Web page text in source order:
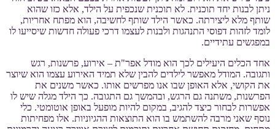
ניתן לבנות יחד תוכנית. לא תוכנית שנכפית על הילד, אלא כזו שהוא
שותף מלא ליצירתה. כאשר הילד שותף לחשיבה, הוא מפתח אחריות,
לומד לזהות דפוסי התנהגות ולבנות לעצמו דרכי פעולה חדשות שיסייעו לו
במפגשים עתידיים.
אחד הכלים היעילים לכך הוא מודל אפר"ת – אירוע, פרשנות, רגש
ותגובה. המודל מאפשר לילדים להבין שלא תמיד האירוע עצמו הוא שיוצר
את הקושי, אלא האופן שבו אנו מפרשים אותו. כאשר משנים את
הפרשנות, משתנה גם הרגש, ובהמשך גם התגובה. כך הילד מגלה שיש לו
אפשרות לבחור כיצד להגיב, במקום להיות מופעל באופן אוטומטי. כלי
נוסף שאני מרבה להשתמש בו הוא התוצאות ההגיוניות. אלו מפחיתות